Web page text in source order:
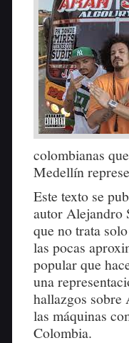
colombianas
Medellín
Este texto se
autor Alejandro
que no trata
las pocas
popular que
una
hallazgos
las máquinas
Colombia.